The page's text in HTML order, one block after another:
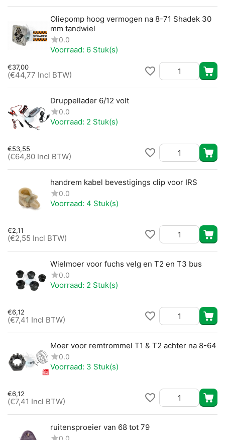
Oliepomp hoog vermogen na 8-71 Shadek 30
mm tandwiel
0.0
Voorraad: 6 Stuk(s)
€37,00
(€44,77 Incl BTW)
Druppellader 6/12 volt
0.0
Voorraad: 2 Stuk(s)
€53,55
(€64,80 Incl BTW)
handrem kabel bevestigings clip voor IRS
0.0
Voorraad: 4 Stuk(s)
€2,11
(€2,55 Incl BTW)
Wielmoer voor fuchs velg en T2 en T3 bus
0.0
Voorraad: 2 Stuk(s)
€6,12
(€7,41 Incl BTW)
Moer voor remtrommel T1 & T2 achter na 8-64
0.0
Voorraad: 3 Stuk(s)
€6,12
(€7,41 Incl BTW)
ruitensproeier van 68 tot 79
0.0